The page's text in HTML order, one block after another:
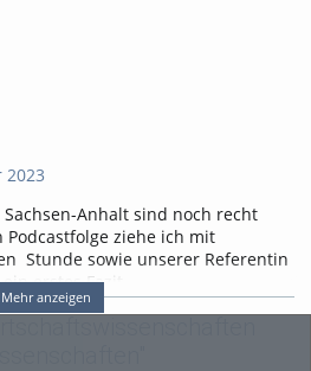
2023
Anhalt sind noch recht
ziehe ich mit
Stunde sowie unserer Referentin
erstes Fazit.
Tümmler sowie Abdulaziz
Promotionszentren der
Sie berichten von ihren
Mehr anzeigen